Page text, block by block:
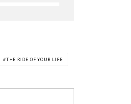
THE RIDE OF YOUR LIFE